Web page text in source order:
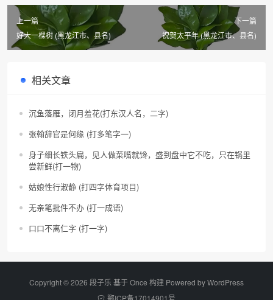
上一篇
好大一棵树 (黑龙江市、县名)
下一篇
祝贺太平年 (黑龙江市、县名)
相关文章
沉鱼落雁，闭月羞花(打东汉人名，二字)
张翰辞官是何缘 (打多笔字一)
身子细长铁头扁，见人做菜嘴就馋，盛到盘中它不吃，只在锅里
尝新鲜(打一物)
姑娘性行淑静 (打四字体育项目)
无亲笔批件不办 (打一成语)
口口不离仁字 (打一字)
Copyright © 2026 段子乐 基于 Once 构建 Powered byWordPress
鄂ICP备17014901号